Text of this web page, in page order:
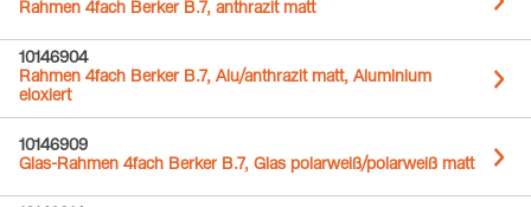
Rahmen 4fach Berker B.7, anthrazit matt
10146904
Rahmen 4fach Berker B.7, Alu/anthrazit matt, Aluminium
eloxiert
10146909
Glas-Rahmen 4fach Berker B.7, Glas polarweiß/polarweiß matt